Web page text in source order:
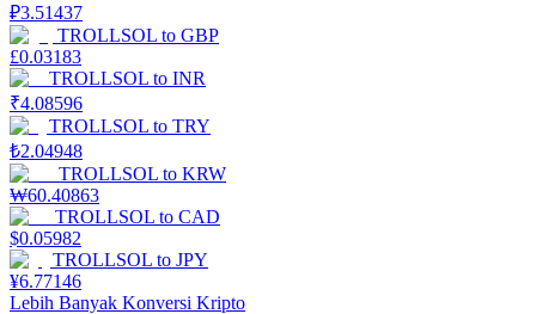
₽3.51437
TROLLSOL to GBP
£0.03183
TROLLSOL to INR
₹4.08596
TROLLSOL to TRY
₺2.04948
TROLLSOL to KRW
₩60.40863
TROLLSOL to CAD
$0.05982
TROLLSOL to JPY
¥6.77146
Lebih Banyak Konversi Kripto